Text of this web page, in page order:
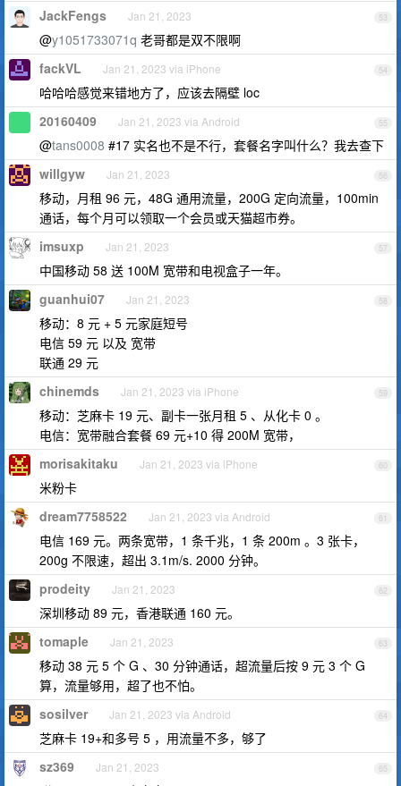
53
JackFengs Jan 21, 2023
@y1051733071q 老哥都是双不限啊
54
fackVL Jan 21, 2023 via iPhone
哈哈哈感觉来错地方了，应该去隔壁 loc
55
20160409 Jan 21, 2023 via Android
@tans0008 #17 实名也不是不行，套餐名字叫什么？我去查下
56
willgyw Jan 21, 2023
移动，月租 96 元，48G 通用流量，200G 定向流量，100min
通话，每个月可以领取一个会员或天猫超市券。
57
imsuxp Jan 21, 2023
中国移动 58 送 100M 宽带和电视盒子一年。
58
guanhui07 Jan 21, 2023
移动：8 元 + 5 元家庭短号
电信 59 元 以及 宽带
联通 29 元
59
chinemds Jan 21, 2023 via iPhone
移动：芝麻卡 19 元、副卡一张月租 5 、从化卡 0 。
电信：宽带融合套餐 69 元+10 得 200M 宽带，
60
morisakitaku Jan 21, 2023 via iPhone
米粉卡
61
dream7758522 Jan 21, 2023 via Android
电信 169 元。两条宽带，1 条千兆，1 条 200m 。3 张卡，
200g 不限速，超出 3.1m/s. 2000 分钟。
62
prodeity Jan 21, 2023
深圳移动 89 元，香港联通 160 元。
63
tomaple Jan 21, 2023
移动 38 元 5 个 G 、30 分钟通话，超流量后按 9 元 3 个 G
算，流量够用，超了也不怕。
64
sosilver Jan 21, 2023 via Android
芝麻卡 19+和多号 5 ，用流量不多，够了
65
sz369 Jan 21, 2023